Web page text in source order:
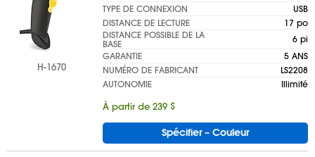
H-1670
TYPE DE CONNEXION
USB
DISTANCE DE LECTURE
17 po
DISTANCE POSSIBLE DE LA
BASE
6 pi
GARANTIE
5 ANS
NUMÉRO DE FABRICANT
LS2208
AUTONOMIE
Illimité
À partir de 239 $
Spécifier – Couleur